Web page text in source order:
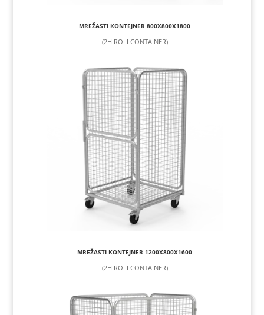
MREŽASTI KONTEJNER 800X800X1800
(2H ROLLCONTAINER)
MREŽASTI KONTEJNER 1200X800X1600
(2H ROLLCONTAINER)